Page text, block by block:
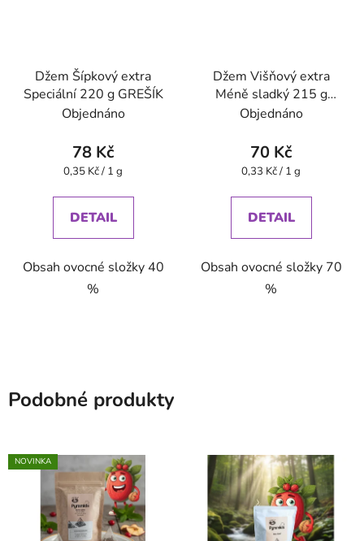
Džem Šípkový extra
Speciální 220 g GREŠÍK
Objednáno
78 Kč
Měrná
0,35 Kč / 1 g
DETAIL
Obsah ovocné složky 40
%
Džem Višňový extra
Méně sladký 215 g
GREŠÍK
Objednáno
70 Kč
Měrná
0,33 Kč / 1 g
DETAIL
Obsah ovocné složky 70
%
Podobné produkty
NOVINKA